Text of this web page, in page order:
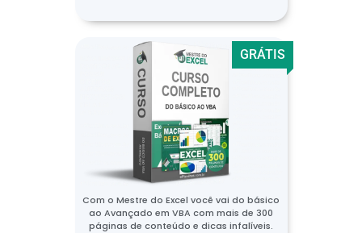
GRÁTIS
Com o Mestre do Excel você vai do básico
ao Avançado em VBA com mais de 300
páginas de conteúdo e dicas infalíveis.